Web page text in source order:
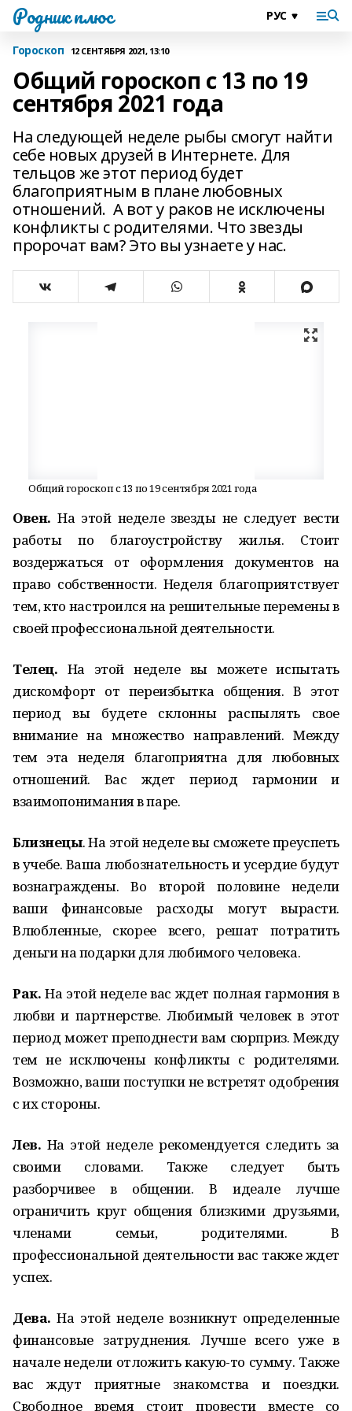
Родник плюс
Гороскоп 12 СЕНТЯБРЯ 2021, 13:10
Общий гороскоп с 13 по 19
сентября 2021 года
На следующей неделе рыбы смогут найти
себе новых друзей в Интернете. Для
тельцов же этот период будет
благоприятным в плане любовных
отношений. А вот у раков не исключены
конфликты с родителями. Что звезды
пророчат вам? Это вы узнаете у нас.
Общий гороскоп с 13 по 19 сентября 2021 года
Овен. На этой неделе звезды не следует вести
работы по благоустройству жилья. Стоит
воздержаться от оформления документов на
право собственности. Неделя благоприятствует
тем, кто настроился на решительные перемены в
своей профессиональной деятельности.
Телец. На этой неделе вы можете испытать
дискомфорт от переизбытка общения. В этот
период вы будете склонны распылять свое
внимание на множество направлений. Между
тем эта неделя благоприятна для любовных
отношений. Вас ждет период гармонии и
взаимопонимания в паре.
Близнецы. На этой неделе вы сможете преуспеть
в учебе. Ваша любознательность и усердие будут
вознаграждены. Во второй половине недели
ваши финансовые расходы могут вырасти.
Влюбленные, скорее всего, решат потратить
деньги на подарки для любимого человека.
Рак. На этой неделе вас ждет полная гармония в
любви и партнерстве. Любимый человек в этот
период может преподнести вам сюрприз. Между
тем не исключены конфликты с родителями.
Возможно, ваши поступки не встретят одобрения
с их стороны.
Лев. На этой неделе рекомендуется следить за
своими словами. Также следует быть
разборчивее в общении. В идеале лучше
ограничить круг общения близкими друзьями,
членами семьи, родителями. В
профессиональной деятельности вас также ждет
успех.
Дева. На этой неделе возникнут определенные
финансовые затруднения. Лучше всего уже в
начале недели отложить какую-то сумму. Также
вас ждут приятные знакомства и поездки.
Свободное время стоит провести вместе со